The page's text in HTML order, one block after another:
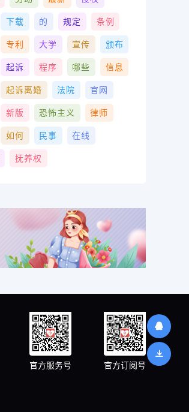
下载 的 规定 条例
专利 大学 宣传 颁布
起诉 程序 哪些 信息
起诉离婚 法院 官网
新版 恐怖主义 律师
如何 民事 在线
抚养权
官方服务号 官方订阅号